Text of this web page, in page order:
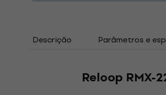
Descrição Parâmetros e
Reloop RMX-